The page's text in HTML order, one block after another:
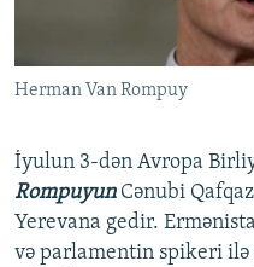
İZ - MƏDƏNIYYƏT PROQRAMI
PEŞƏ ETIKASI VƏ JURNALISTIKA
MATERIALLARIMIZDAN ISTIFADƏ
AZADLIQRADIOSU MOBIL
XƏBƏR BÜLLETENLƏRIMIZ
RFE/RL-in bütün saytları
Herman Van Rompuy
İyulun 3-dən Avropa
RompuyunCənubi
Yerevana gedir.
və parlamentin spikeri ilə